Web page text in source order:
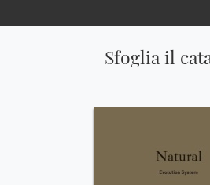
Sfoglia il